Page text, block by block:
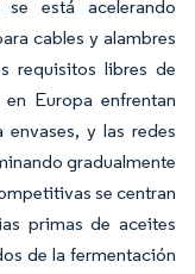
se está acelerando
cables y alambres
requisitos libres de
Europa enfrentan
y las redes
gradualmente
se centran
primas de aceites
de la fermentación